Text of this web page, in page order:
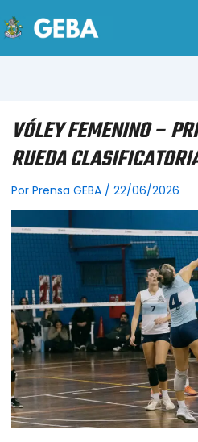
VÓLEY FEMENINO –
RUEDA
Por Prensa GEBA / 22/06/2026